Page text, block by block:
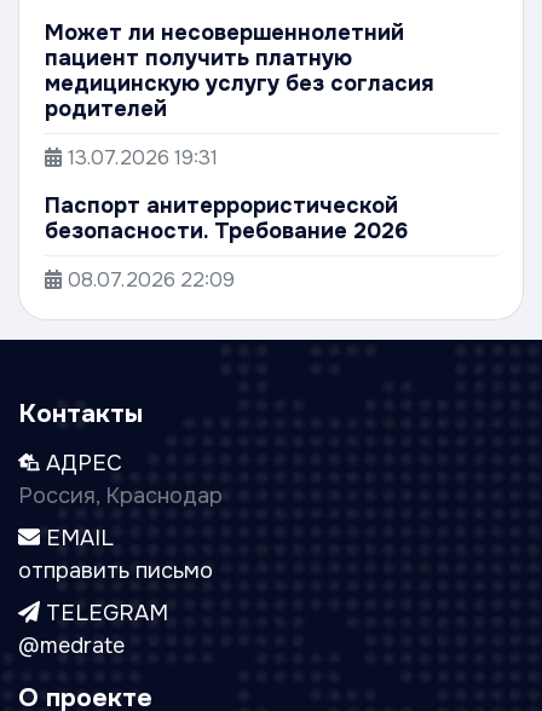
Может ли несовершеннолетний
пациент получить платную
медицинскую услугу без согласия
родителей
13.07.2026 19:31
Паспорт анитеррористической
безопасности. Требование 2026
08.07.2026 22:09
Контакты
АДРЕС
Россия, Краснодар
EMAIL
отправить письмо
TELEGRAM
@medrate
О проекте